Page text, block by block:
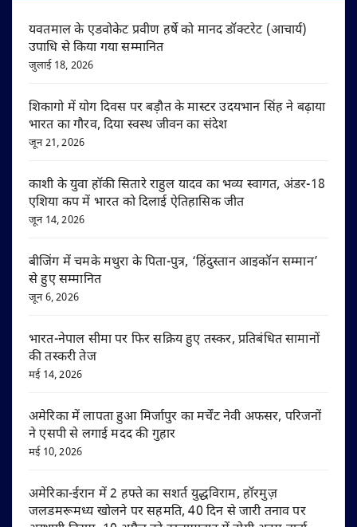
यवतमाल के एडवोकेट प्रवीण हर्षे को मानद डॉक्टरेट (आचार्य)
उपाधि से किया गया सम्मानित
जुलाई 18, 2026
शिकागो में योग दिवस पर बड़ौत के मास्टर उदयभान सिंह ने बढ़ाया
भारत का गौरव, दिया स्वस्थ जीवन का संदेश
जून 21, 2026
काशी के युवा हॉकी सितारे राहुल यादव का भव्य स्वागत, अंडर-18
एशिया कप में भारत को दिलाई ऐतिहासिक जीत
जून 14, 2026
बीजिंग में चमके मथुरा के पिता-पुत्र, ‘हिंदुस्तान आइकॉन सम्मान’
से हुए सम्मानित
जून 6, 2026
भारत-नेपाल सीमा पर फिर सक्रिय हुए तस्कर, प्रतिबंधित सामानों
की तस्करी तेज
मई 14, 2026
अमेरिका में लापता हुआ मिर्जापुर का मर्चेंट नेवी अफसर, परिजनों
ने एसपी से लगाई मदद की गुहार
मई 10, 2026
अमेरिका-ईरान में 2 हफ्ते का सशर्त युद्धविराम, हॉरमुज़
जलडमरूमध्य खोलने पर सहमति, 40 दिन से जारी तनाव पर